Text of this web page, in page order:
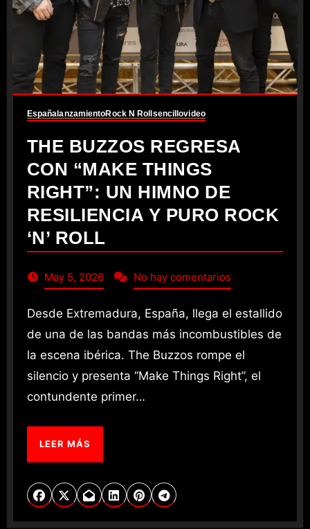
España lanzamientoRock N Roll sencillovideo
THE BUZZOS REGRESA
CON “MAKE THINGS
RIGHT”: UN HIMNO DE
RESILIENCIA Y PURO ROCK
‘N’ ROLL
May 5, 2026 No hay comentarios
Desde Extremadura, España, llega el estallido
de una de las bandas más incombustibles de
la escena ibérica. The Buzzos rompe el
silencio y presenta “Make Things Right”, el
contundente primer…
LEER MÁS